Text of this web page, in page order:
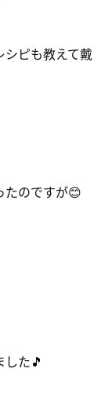
ピも教えて戴
たのですが😊
た🎵